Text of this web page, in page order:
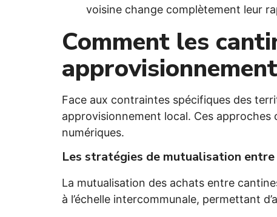
voisine change complètement leur
Comment les
Face aux contraintes spécifiques des
approvisionnement local. Ces
numériques.
Les stratégies de mutualisation
La mutualisation des achats entre
à l’échelle intercommunale, permettant